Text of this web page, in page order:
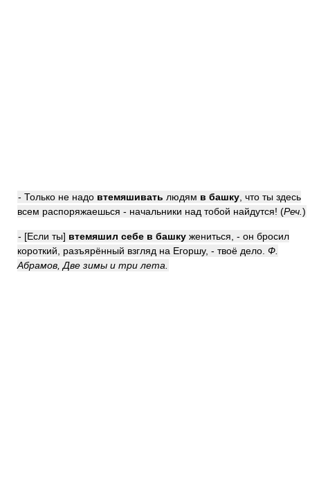
- Только не надо втемяшивать людям в башку , что ты здесь
всем распоряжаешься - начальники над тобой найдутся! (Реч. )
- [Если ты] втемяшил себе в башку жениться, - он бросил
короткий, разъярённый взгляд на Егоршу, - твоё дело. Ф.
Абрамов, Две зимы и три лета.